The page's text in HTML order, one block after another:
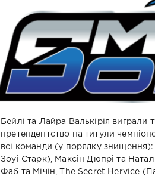
Бейлі та Лайра Валькірія виграли
претендентство на титули
всі команди (у порядку
Зоуі Старк), Максін Дюпрі та
Фаб та Мічін, The Secret Hervice